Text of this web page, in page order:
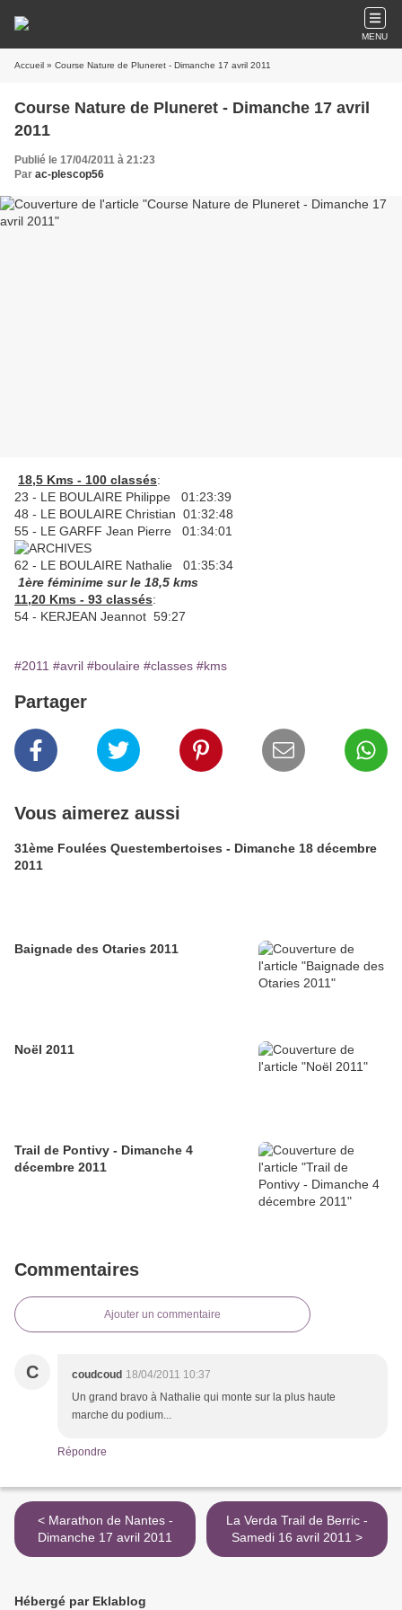
MENU
Accueil » Course Nature de Pluneret - Dimanche 17 avril 2011
Course Nature de Pluneret - Dimanche 17 avril
2011
Publié le 17/04/2011 à 21:23
Par ac-plescop56
18,5 Kms - 100 classés:
23 - LE BOULAIRE Philippe 01:23:39
48 - LE BOULAIRE Christian 01:32:48
55 - LE GARFF Jean Pierre 01:34:01
62 - LE BOULAIRE Nathalie 01:35:34
1ère féminime sur le 18,5 kms
11,20 Kms - 93 classés:
54 - KERJEAN Jeannot 59:27
#2011 #avril #boulaire #classes #kms
Partager
Vous aimerez aussi
31ème Foulées Questembertoises - Dimanche 18 décembre
2011
Baignade des Otaries 2011
Noël 2011
Trail de Pontivy - Dimanche 4
décembre 2011
Commentaires
Ajouter un commentaire
C coudcoud 18/04/2011 10:37
Un grand bravo à Nathalie qui monte sur la plus haute
marche du podium...
Répondre
< Marathon de Nantes -
Dimanche 17 avril 2011
La Verda Trail de Berric -
Samedi 16 avril 2011 >
Hébergé par Eklablog